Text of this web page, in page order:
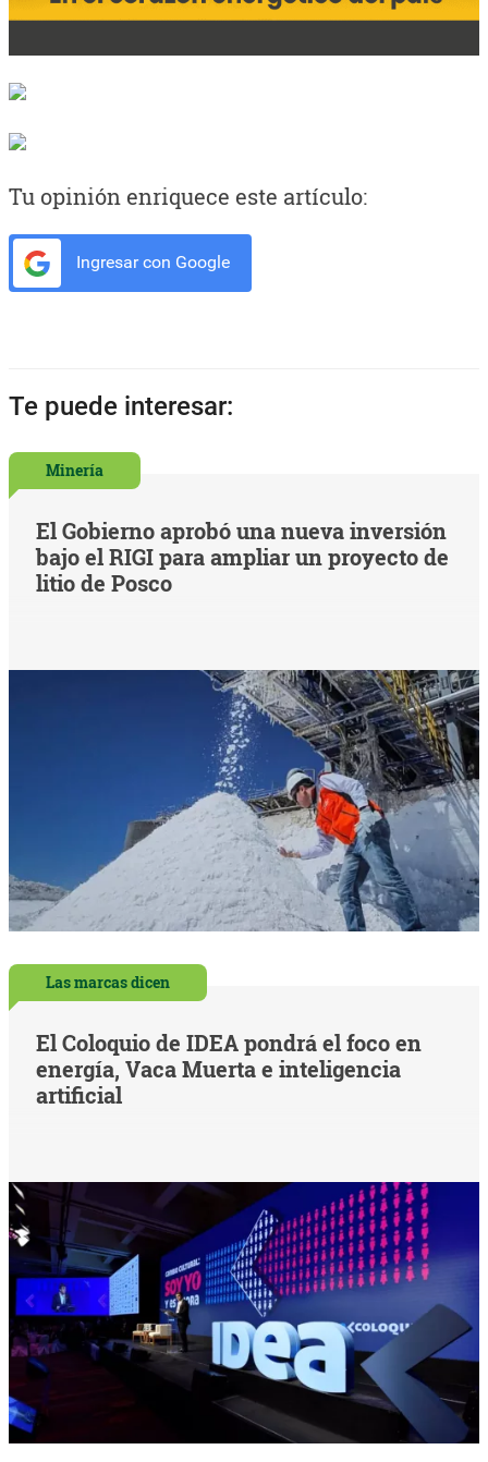
Tu opinión enriquece este artículo:
Ingresar con Google
Te puede interesar:
Minería
El Gobierno aprobó una nueva inversión
bajo el RIGI para ampliar un proyecto de
litio de Posco
Las marcas dicen
El Coloquio de IDEA pondrá el foco en
energía, Vaca Muerta e inteligencia
artificial